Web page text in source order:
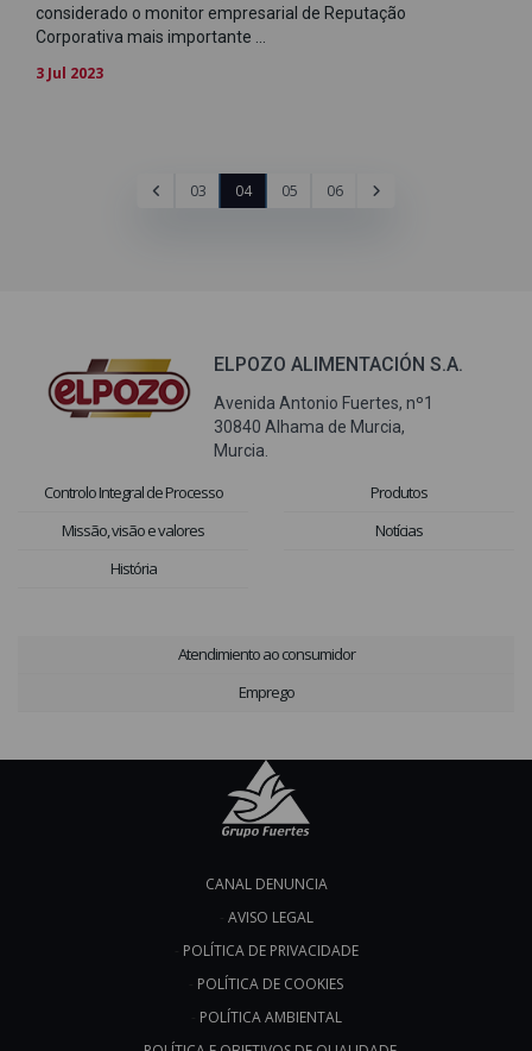
considerado o monitor empresarial de Reputação
Corporativa mais importante ...
3 Jul 2023
03 04 05 06
ELPOZO ALIMENTACIÓN S.A.
Avenida Antonio Fuertes, nº1
30840 Alhama de Murcia,
Murcia.
Controlo Integral de Processo
Missão, visão e valores
História
Produtos
Notícias
Atendimiento ao consumidor
Emprego
CANAL DENUNCIA
AVISO LEGAL
POLÍTICA DE PRIVACIDADE
POLÍTICA DE COOKIES
POLÍTICA AMBIENTAL